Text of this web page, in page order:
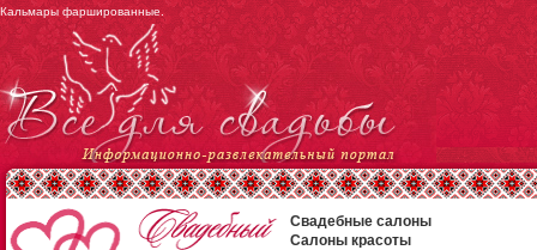
Кальмары фаршированные.
Свадебные салоны
Салоны красоты